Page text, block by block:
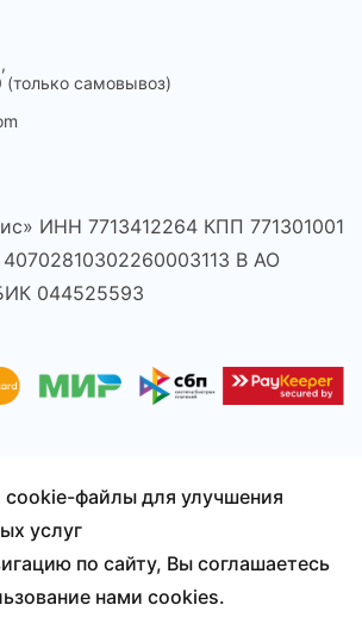
самовывоз)
ИНН 7713412264 КПП 771301001
В АО
044525593
компонентов для телефонов,
и другой техники.
Сайт создан
файлы для улучшения
услуг
по сайту, Вы соглашаетесь
нами cookies.